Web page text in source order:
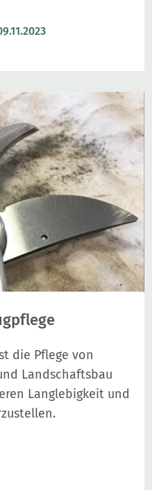
die Pflege von
Landschaftsbau
Langlebigkeit und